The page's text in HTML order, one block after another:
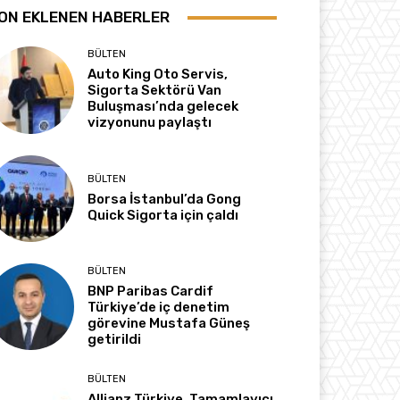
EKLENEN HABERLER
BÜLTEN
Auto King Oto Servis,
Sigorta Sektörü Van
Buluşması’nda gelecek
vizyonunu paylaştı
BÜLTEN
Borsa İstanbul’da Gong
Quick Sigorta için çaldı
BÜLTEN
BNP Paribas Cardif
Türkiye’de iç denetim
görevine Mustafa Güneş
getirildi
BÜLTEN